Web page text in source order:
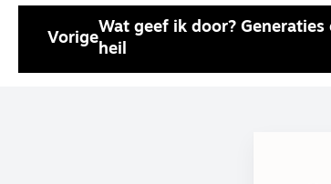
Vorige
Wat geef ik door? Generaties
heil